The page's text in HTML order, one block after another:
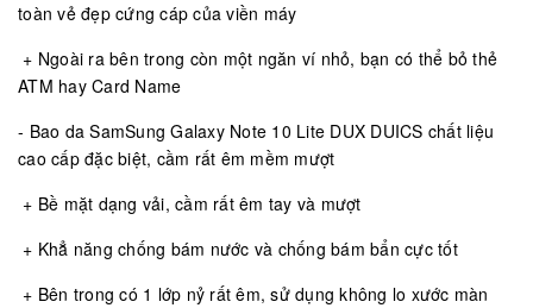
toàn vẻ đẹp cứng cáp của viền máy
+ Ngoài ra bên trong còn một ngăn ví nhỏ, bạn có thể bỏ thẻ
ATM hay Card Name
- Bao da SamSung Galaxy Note 10 Lite DUX DUICS chất liệu
cao cấp đặc biệt, cầm rất êm mềm mượt
+ Bề mặt dạng vải, cầm rất êm tay và mượt
+ Khẳ năng chống bám nước và chống bám bẩn cực tốt
+ Bên trong có 1 lớp nỷ rất êm, sử dụng không lo xước màn